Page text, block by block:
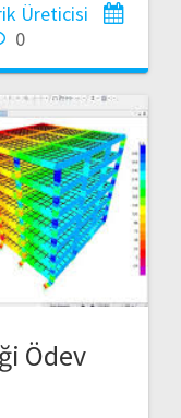
Üreticisi
0
Ödev